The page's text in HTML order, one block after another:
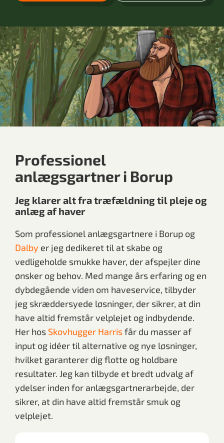
Professionel
anlægsgartner i Borup
Jeg klarer alt fra træfældning til pleje og
anlæg af haver
Som professionel anlægsgartnere i Borup og
Dalby er jeg dedikeret til at skabe og
vedligeholde smukke haver, der afspejler dine
ønsker og behov. Med mange års erfaring og en
dybdegående viden om haveservice, tilbyder
jeg skræddersyede løsninger, der sikrer, at din
have altid fremstår velplejet og indbydende.
Her hos Skovhugger Harrisfår du masser af
input og idéer til alternative og nye løsninger,
hvilket garanterer dig flotte og holdbare
resultater. Jeg kan tilbyde et bredt udvalg af
ydelser inden for anlægsgartnerarbejde, der
sikrer, at din have altid fremstår smuk og
velplejet.